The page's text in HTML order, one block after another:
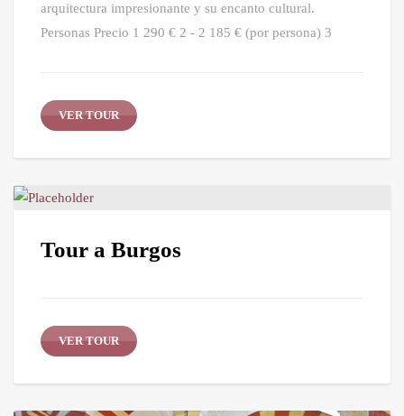
arquitectura impresionante y su encanto cultural.
Personas Precio 1 290 € 2 - 2 185 € (por persona) 3
VER TOUR
Tour a Burgos
VER TOUR